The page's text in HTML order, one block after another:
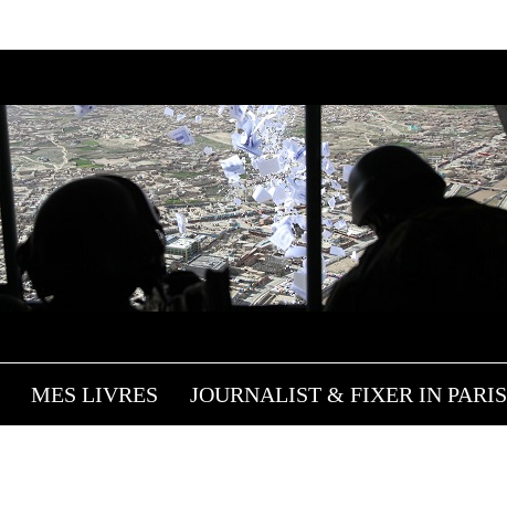
MES LIVRES JOURNALIST & FIXER IN PARIS